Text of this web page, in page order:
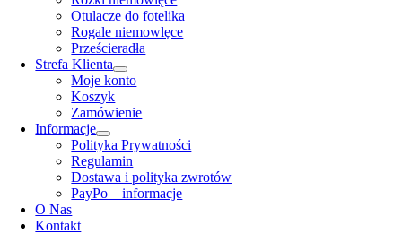
Otulacze do fotelika
Rogale niemowlęce
Prześcieradła
Strefa Klienta
Moje konto
Koszyk
Zamówienie
Informacje
Polityka Prywatności
Regulamin
Dostawa i polityka zwrotów
PayPo – informacje
O Nas
Kontakt